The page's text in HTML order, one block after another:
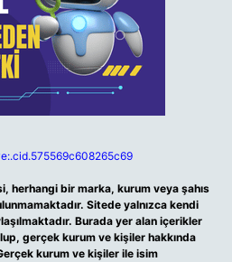
herhangi bir marka, kurum veya şahıs
Sitede yalnızca kendi
Burada yer alan içerikler
gerçek kurum ve kişiler hakkında
kurum ve kişiler ile isim